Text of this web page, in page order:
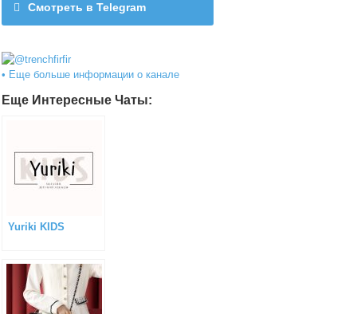
Смотреть в Telegram
• Еще больше информации о канале
Еще Интересные Чаты:
Yuriki KIDS